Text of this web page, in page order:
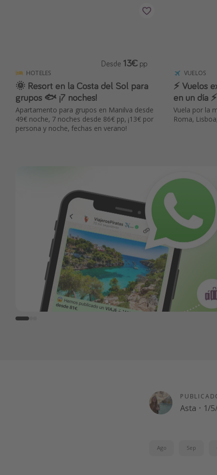
HOTELES
🌞 Resort en la Costa del Sol para
grupos 🐟 ¡7 noches!
Apartamento para grupos en Manilva desde
49€ noche, 7 noches desde 86€ pp, ¡13€ por
persona y noche, fechas en verano!
Desde 13€ pp
VUELOS
⚡️ Vuelos
en un día ⚡️
Vuela por la
Roma,
Asta · 1/
Ago Sep